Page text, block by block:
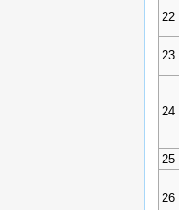
22
23
24
25
26